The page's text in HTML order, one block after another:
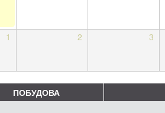
1 2 3
ПОБУДОВА